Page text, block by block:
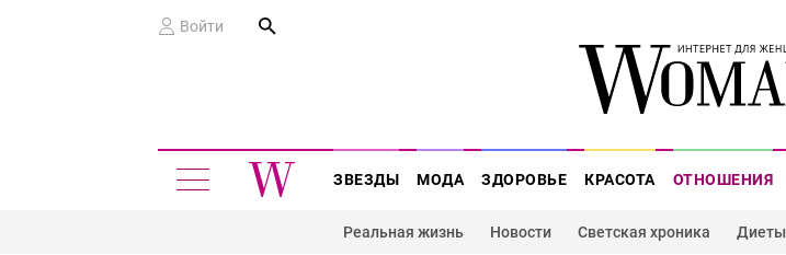
Войти
ЗВЕЗДЫ МОДА ЗДОРОВЬЕ КРАСОТА ОТНОШЕНИЯ
Реальная жизнь Новости Светская хроника Диеты